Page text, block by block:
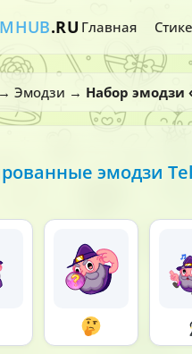
.RU Главная
→ Эмодзи → Набор эмодзи
эмодзи